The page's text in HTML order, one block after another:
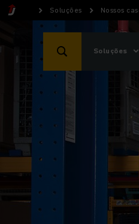
Soluções Nossos
Soluções